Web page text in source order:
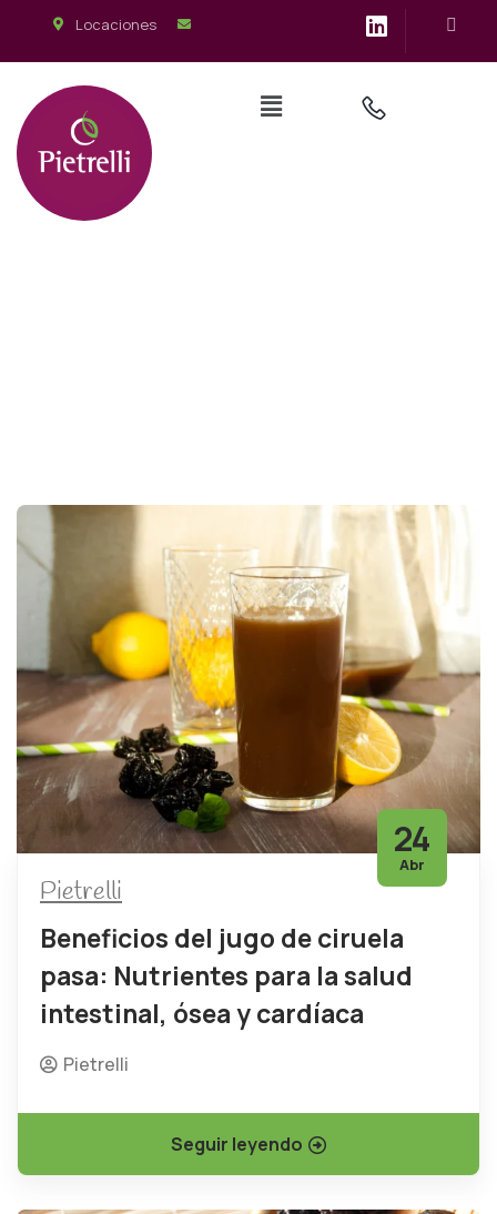
Locaciones
24
Abr
Pietrelli
Beneficios del jugo de ciruela
pasa: Nutrientes para la salud
intestinal, ósea y cardíaca
Pietrelli
Seguir leyendo